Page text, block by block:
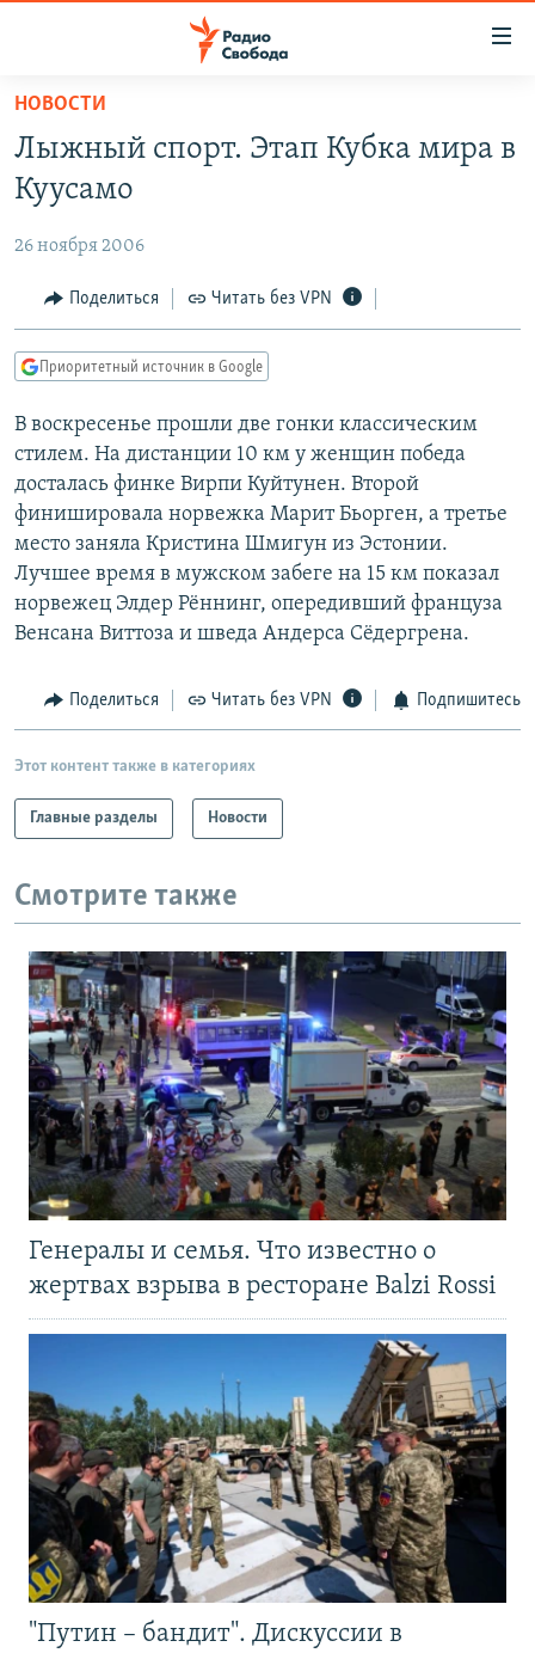
упрощенного
доступа
Вернуться
основному
Вернутся
главной
навигации
Вернутся
поиску
АВТОРСКИЕ ПРОЕКТЫ
ЦИТАТЫ СВОБОДЫ
МНЕНИЯ
IDEL.РЕАЛИИ
КАВКАЗ.РЕАЛИИ
СЕВЕР.РЕАЛИИ
СИБИРЬ.РЕАЛИИ
РАСПИСАНИЕ ВЕЩАНИЯ
ПОДПИШИТЕСЬ НА РАССЫЛКУ
Все сайты РСЕ/РС
НОВОСТИ
Лыжный спорт. Этап Кубка мира в
Куусамо
26 ноября 2006
Поделиться Читать без VPN
Приоритетный источник в Google
В воскресенье прошли две гонки классическим
стилем. На дистанции 10 км у женщин победа
досталась финке Вирпи Куйтунен. Второй
финишировала норвежка Марит Бьорген, а третье
место заняла Кристина Шмигун из Эстонии.
Лучшее время в мужском забеге на 15 км показал
норвежец Элдер Рённинг, опередивший француза
Венсана Виттоза и шведа Андерса Сёдергрена.
Поделиться Читать без VPN Подпишитесь
Этот контент также в категориях
Главные разделы Новости
Смотрите также
Генералы и семья. Что известно о
жертвах взрыва в ресторане Balzi Rossi
"Путин – бандит". Дискуссии в